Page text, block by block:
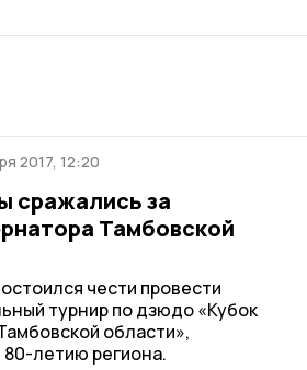
2017, 12:20
сражались за
Тамбовской
чести провести
турнир по дзюдо «Кубок
области»,
летию региона.